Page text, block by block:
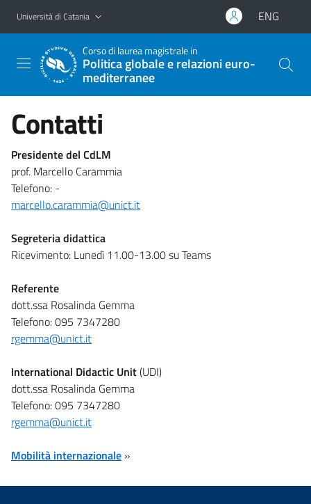
Vai al contenuto principale
Vai al menu di navigazione
Università di Catania ENG
Corso di laurea magistrale in
Politica globale e relazioni euro-
mediterranee
Contatti
Presidente del CdLM
prof. Marcello Carammia
Telefono: -
marcello.carammia@unict.it
Segreteria didattica
Ricevimento: Lunedì 11.00-13.00 su Teams
Referente
dott.ssa Rosalinda Gemma
Telefono: 095 7347280
rgemma@unict.it
International Didactic Unit(UDI)
dott.ssa Rosalinda Gemma
Telefono: 095 7347280
rgemma@unict.it
Mobilità internazionale »